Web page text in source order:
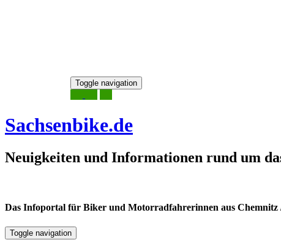
Toggle navigation
Sachsenbike.de
Neuigkeiten und Informationen rund um
Das Infoportal für Biker und Motorradfahrerinnen aus Chemnitz
Toggle navigation